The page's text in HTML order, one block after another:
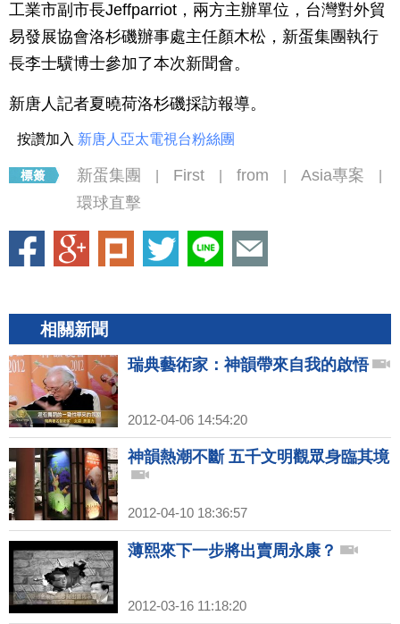
工業市副市長Jeffparriot，兩方主辦單位，台灣對外貿
易發展協會洛杉磯辦事處主任顏木松，新蛋集團執行
長李士驥博士參加了本次新聞會。
新唐人記者夏曉荷洛杉磯採訪報導。
按讚加入 新唐人亞太電視台粉絲團
新蛋集團 First from Asia專案
環球直擊
相關新聞
瑞典藝術家：神韻帶來自我的啟悟
2012-04-06 14:54:20
神韻熱潮不斷 五千文明觀眾身臨其境
2012-04-10 18:36:57
薄熙來下一步將出賣周永康？
2012-03-16 11:18:20